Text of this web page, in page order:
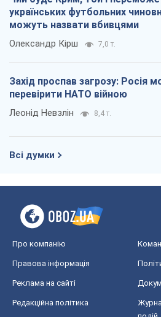
українських футбольних
можуть назвати вбивцями
Олександр Кірш 7,0 т.
Захід проспав загрозу: Росія
перевірити НАТО війною
Леонід Невзлін 8,4 т.
Всі думки
Про компанію
Правова інформація
Реклама на сайті
Редакційна політика